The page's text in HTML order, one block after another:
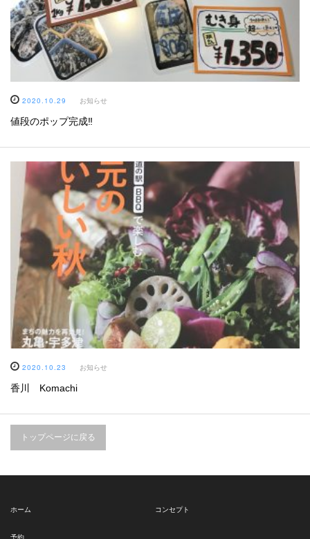
2020.10.29 お知らせ
値段のポップ完成‼︎
2020.10.23 お知らせ
香川 Komachi
トップページに戻る
ホーム
予約
コンセプト